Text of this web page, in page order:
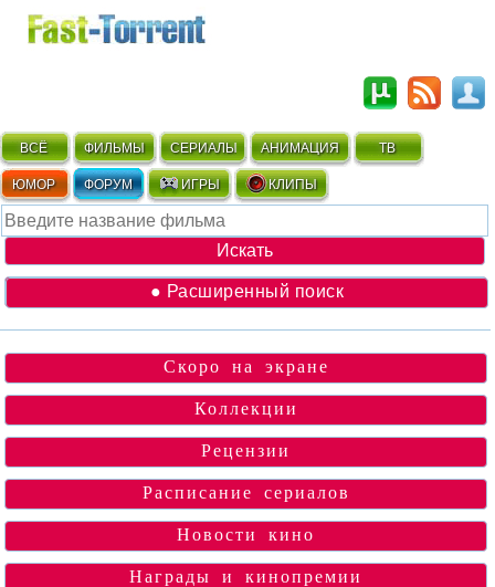
ВСЁ ФИЛЬМЫ СЕРИАЛЫ АНИМАЦИЯ ТВ
ЮМОР ФОРУМ ИГРЫ КЛИПЫ
● Расширенный поиск
Скоро на экране
Коллекции
Рецензии
Расписание сериалов
Новости кино
Награды и кинопремии